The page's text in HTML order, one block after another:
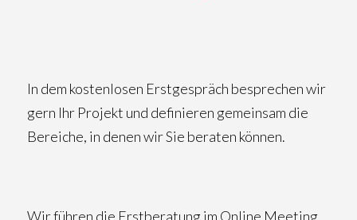
In dem kostenlosen Erstgespräch besprechen wir
gern Ihr Projekt und definieren gemeinsam die
Bereiche, in denen wir Sie beraten können.
Wir führen die Erstberatung im Online Meeting